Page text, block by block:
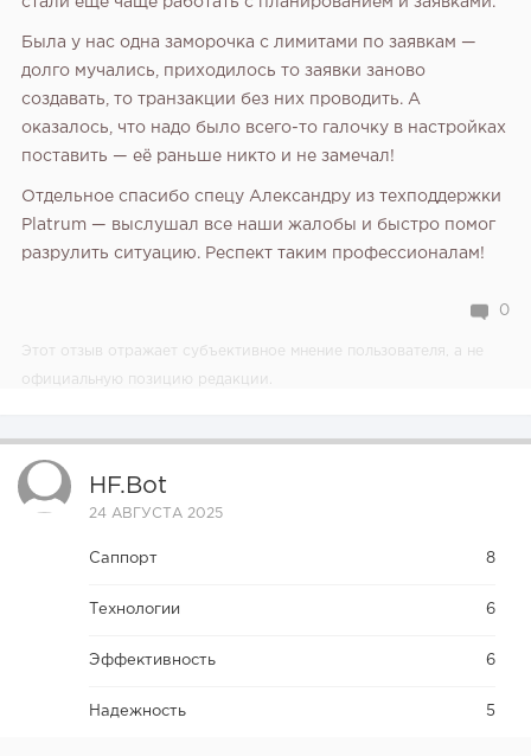
стали ещё чаще работать с планированием и заявками.
Была у нас одна заморочка с лимитами по заявкам —
долго мучались, приходилось то заявки заново
создавать, то транзакции без них проводить. А
оказалось, что надо было всего-то галочку в настройках
поставить — её раньше никто и не замечал!
Отдельное спасибо спецу Александру из техподдержки
Platrum — выслушал все наши жалобы и быстро помог
разрулить ситуацию. Респект таким профессионалам!
0
Этот отзыв отражает субъективное мнение пользователя, а не
официальную позицию редакции.
HF.bot
24 АВГУСТА 2025
Саппорт 8
Технологии 6
Эффективность 6
Надежность 5